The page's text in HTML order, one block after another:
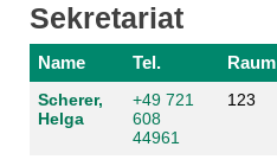
Sekretariat
Name Tel. Raum
Scherer,
Helga
+49 721
608
44961
123